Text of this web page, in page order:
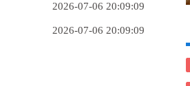
2026-07-06 20:09:09
2026-07-06 20:09:09